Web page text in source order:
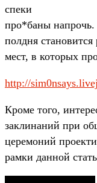
спеки
про*баны напрочь.
полдня
мест, в которых
http://
Кроме того,
заклинаний при
церемоний
рамки данной